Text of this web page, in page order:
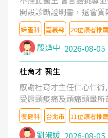
開設診斷證明書，還會質
婦產科 嘉義縣 20位讀者推薦
殷迺中 2026-08-05
杜育才 醫生
感謝杜育才主任仁心仁
受肩頸痠痛及頭痛頭暈
檢查,也嘗試過西醫打針,
沒有用,後來連吃到嗎啡
症狀,沒多久就痛起來,多
復健科 台北市 11位讀者推薦
劉淑媛 2026-08-05